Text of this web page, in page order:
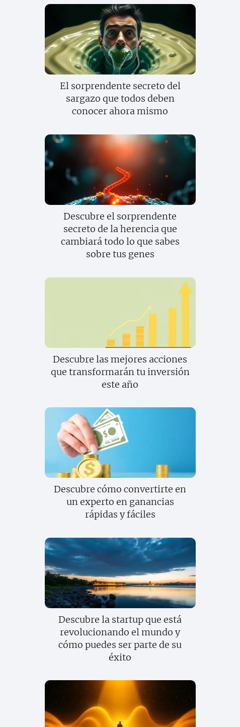
El sorprendente secreto del
sargazo que todos deben
conocer ahora mismo
Descubre el sorprendente
secreto de la herencia que
cambiará todo lo que sabes
sobre tus genes
Descubre las mejores acciones
que transformarán tu inversión
este año
Descubre cómo convertirte en
un experto en ganancias
rápidas y fáciles
Descubre la startup que está
revolucionando el mundo y
cómo puedes ser parte de su
éxito